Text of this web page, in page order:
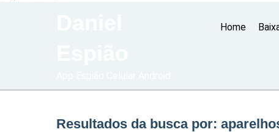
Home
Resultados da busca por: